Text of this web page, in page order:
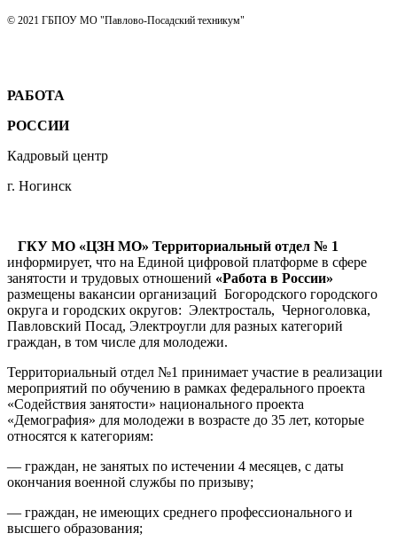
© 2021 ГБПОУ МО "Павлово-Посадский техникум"
РАБОТА
РОССИИ
Кадровый центр
г. Ногинск
ГКУ МО «ЦЗН МО» Территориальный отдел № 1
информирует, что на Единой цифровой платформе в сфере
занятости и трудовых отношений «Работа в России»
размещены вакансии организаций Богородского городского
округа и городских округов: Электросталь, Черноголовка,
Павловский Посад, Электроугли для разных категорий
граждан, в том числе для молодежи.
Территориальный отдел №1 принимает участие в реализации
мероприятий по обучению в рамках федерального проекта
«Содействия занятости» национального проекта
«Демография» для молодежи в возрасте до 35 лет, которые
относятся к категориям:
— граждан, не занятых по истечении 4 месяцев, с даты
окончания военной службы по призыву;
— граждан, не имеющих среднего профессионального и
высшего образования;